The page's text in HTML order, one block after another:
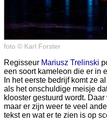
foto © Karl Forster
Regisseur Mariusz Trelinski
een soort kameleon die er in
In het eerste bedrijf komt ze
als het onschuldige meisje
klooster gestuurd wordt.
maar er zijn weer te veel
tekst en wat er te zien is op